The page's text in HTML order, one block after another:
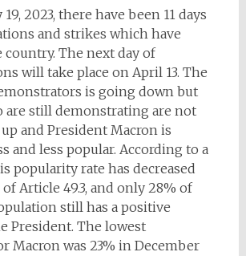
2023, there have been 11 days
and strikes which have
country. The next day of
will take place on April 13. The
is going down but
are still demonstrating are not
and President Macron is
and less popular. According to a
popularity rate has decreased
Article 49.3, and only 28% of
still has a positive
President. The lowest
Macron was 23% in December